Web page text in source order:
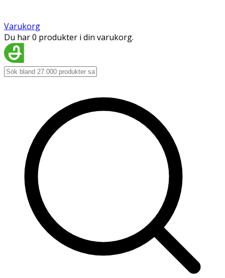
Varukorg
Du har 0 produkter i din varukorg.